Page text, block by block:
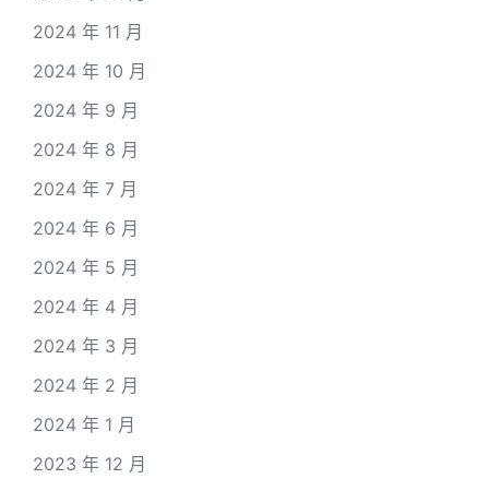
2024 年 11 月
2024 年 10 月
2024 年 9 月
2024 年 8 月
2024 年 7 月
2024 年 6 月
2024 年 5 月
2024 年 4 月
2024 年 3 月
2024 年 2 月
2024 年 1 月
2023 年 12 月